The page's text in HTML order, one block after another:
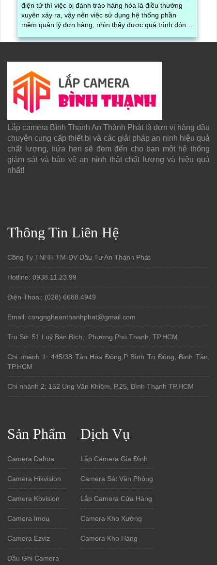
điện tử thì việc bị đánh tráo hàng hóa là điều thường
xuyên xảy ra, vậy nên việc sử dụng hệ thống phần
mềm quản lý đơn hàng, nhìn thấy được quá trình đóng
được ghi lại một cách dễ dàng
Lắp camera Bình Thạnh An Thành Phát là đơn vị hàng đầu
chuyên cung cấp thiết bị và các giải pháp an ninh hiệu quả
chất lượng, hứa hẹn sẽ đem đến cho bạn một hệ thống
giám sát và bảo vệ an ninh thật chất lượng và hiệu quả
nhất!
Thông Tin Liên Hệ
Công Ty TNHH TM-DV Đầu Tư An Thành Phát
Hotline: 0938.11.23.99
Điện Thoại: (028) 6688.4949
Email: congngheanthanhphat@gmail.com
Trụ Sở: 51 Luỹ Bán Bích, Phường Phú Thạnh, TP.HCM
Chi nhánh 1: 445/38 Tân Hòa Đông,P Bình Trị Đông, Bình Tân,
TP.HCM
Chi nhánh 2: 152 Ung Văn Khiêm, P.25, Bình Thạnh TP.HCM
Sản Phẩm
Camera Dahua
Camera Hikvision
Camera Kbvision
Camera Imou
Camera Ezviz
Đầu Ghi Camera
Dịch Vụ
Lắp Camera Gia Đình
Camera Sát Văn Phòng
Lắp Camera Cửa Hàng
Camera Kho Xưởng
Camera Kho Hàng